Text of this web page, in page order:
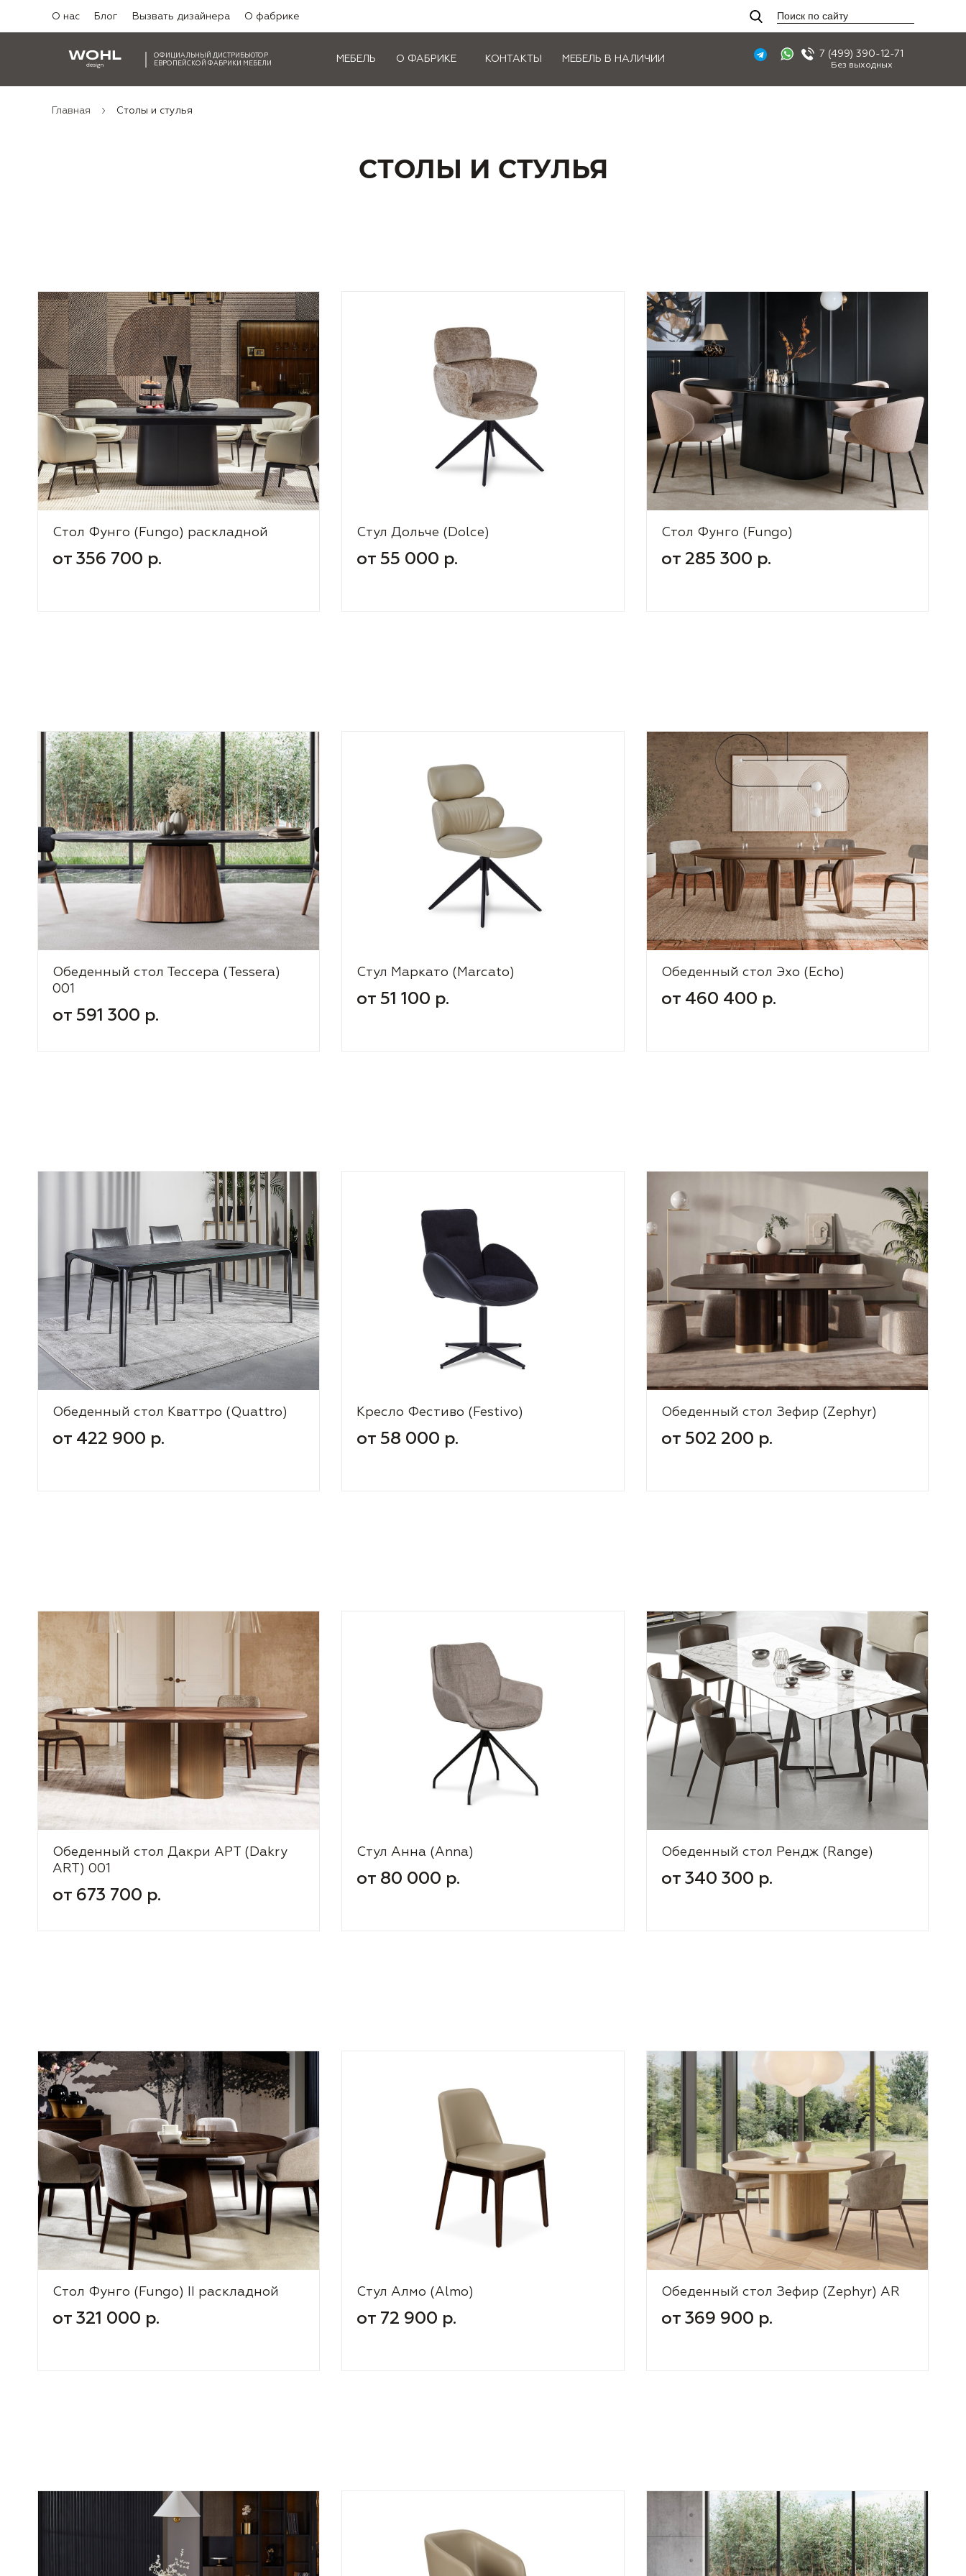
О нас Блог Вызвать дизайнера О фабрике
ОФИЦИАЛЬНЫЙ ДИСТРИБЬЮТОР
ЕВРОПЕЙСКОЙ ФАБРИКИ МЕБЕЛИ
МЕБЕЛЬ О ФАБРИКЕ КОНТАКТЫ МЕБЕЛЬ В НАЛИЧИИ 7 (499) 390-12-71
Без выходных
Главная Столы и стулья
СТОЛЫ И СТУЛЬЯ
Стол Фунго (Fungo) раскладной
от 356 700 р.
Стул Дольче (Dolce)
от 55 000 р.
Стол Фунго (Fungo)
от 285 300 р.
Обеденный стол Тессера (Tessera)
001
от 591 300 р.
Стул Маркато (Marcato)
от 51 100 р.
Обеденный стол Эхо (Echo)
от 460 400 р.
Обеденный стол Кваттро (Quattro)
от 422 900 р.
Кресло Фестиво (Festivo)
от 58 000 р.
Обеденный стол Зефир (Zephyr)
от 502 200 р.
Обеденный стол Дакри АРТ (Dakry
ART) 001
от 673 700 р.
Стул Анна (Anna)
от 80 000 р.
Обеденный стол Рендж (Range)
от 340 300 р.
Стол Фунго (Fungo) II раскладной
от 321 000 р.
Стул Алмо (Almo)
от 72 900 р.
Обеденный стол Зефир (Zephyr) AR
от 369 900 р.